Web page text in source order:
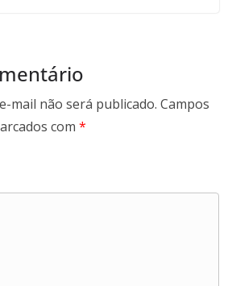
mail não será publicado. Campos
com *